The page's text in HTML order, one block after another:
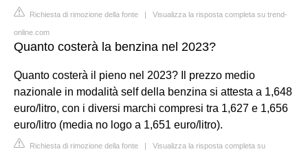
Richiesta di rimozione della fonte | Visualizza la risposta completa su trend-
online.com
Quanto costerà la benzina nel 2023?
Quanto costerà il pieno nel 2023? Il prezzo medio
nazionale in modalità self della benzina si attesta a 1,648
euro/litro, con i diversi marchi compresi tra 1,627 e 1,656
euro/litro (media no logo a 1,651 euro/litro).
Richiesta di rimozione della fonte | Visualizza la risposta completa su